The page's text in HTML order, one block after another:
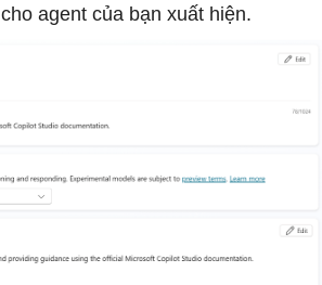
cho agent của bạn xuất hiện.